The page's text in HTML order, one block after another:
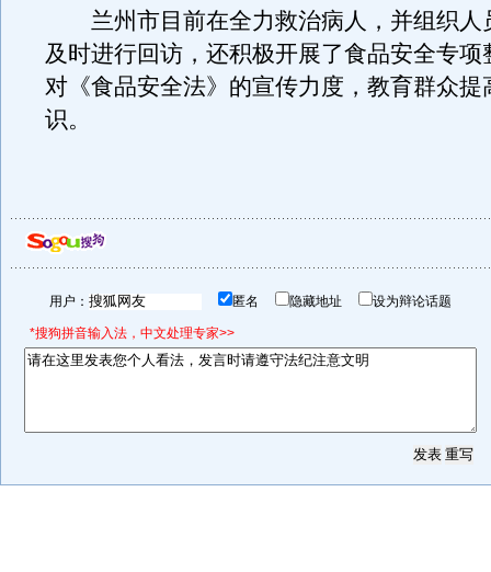
兰州市目前在全力救治病人，并组织人
及时进行回访，还积极开展了食品安全专项
对《食品安全法》的宣传力度，教育群众提
识。
用户： 匿名 隐藏地址 设为辩论话题
*搜狗拼音输入法，中文处理专家>>